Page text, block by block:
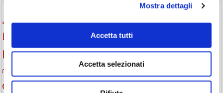
Mostra dettagli
Accetta tutti
Accetta selezionati
attività per bambini Attività per ragazzi Autore bambini
biblioteca biblioteca di Monselice
biblioteca Monselice Biblioteca San Biagio
Centro per il libro e la lettura
eventi culturali